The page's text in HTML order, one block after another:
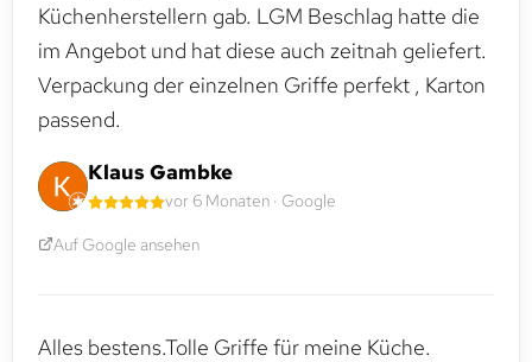
Küchenherstellern gab. LGM Beschlag hatte die
im Angebot und hat diese auch zeitnah geliefert.
Verpackung der einzelnen Griffe perfekt , Karton
passend.
Klaus Gambke
vor 6 Monaten · Google
Auf Google ansehen
Alles bestens.Tolle Griffe für meine Küche.